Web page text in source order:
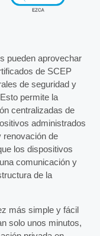
pueden aprovechar
de SCEP
de seguridad y
permite la
centralizadas de
administrados
renovación de
los dispositivos
comunicación y
de la
más simple y fácil
solo unos minutos,